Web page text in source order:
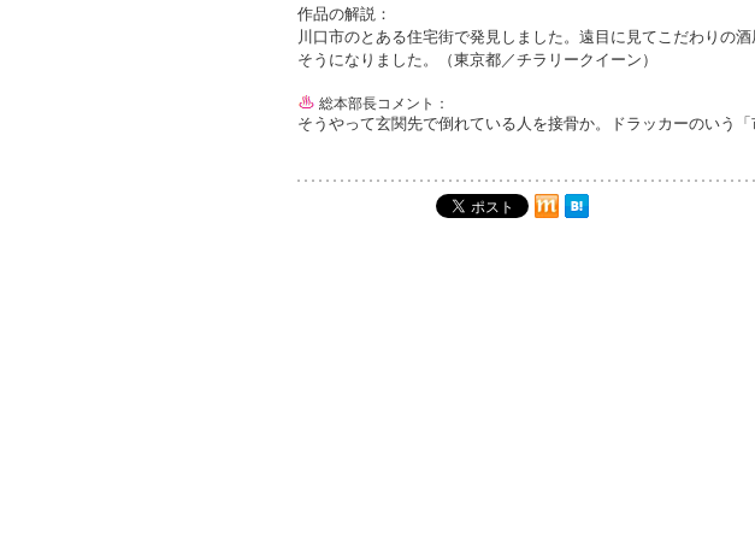
作品の解説：
川口市のとある住宅街で発見しました。遠目に見てこだわりの
そうになりました。（東京都／チラリークイーン）
総本部長コメント：
そうやって玄関先で倒れている人を接骨か。ドラッカーのいう